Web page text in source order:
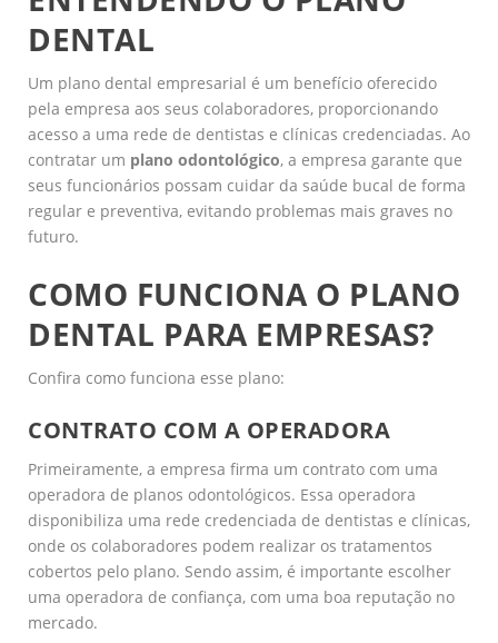
DENTAL
Um plano dental empresarial é um benefício oferecido
pela empresa aos seus colaboradores, proporcionando
acesso a uma rede de dentistas e clínicas credenciadas. Ao
contratar um plano odontológico, a empresa garante que
seus funcionários possam cuidar da saúde bucal de forma
regular e preventiva, evitando problemas mais graves no
futuro.
COMO FUNCIONA O PLANO
DENTAL PARA EMPRESAS?
Confira como funciona esse plano:
CONTRATO COM A OPERADORA
Primeiramente, a empresa firma um contrato com uma
operadora de planos odontológicos. Essa operadora
disponibiliza uma rede credenciada de dentistas e clínicas,
onde os colaboradores podem realizar os tratamentos
cobertos pelo plano. Sendo assim, é importante escolher
uma operadora de confiança, com uma boa reputação no
mercado.